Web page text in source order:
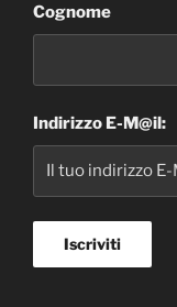
Cognome
Indirizzo E-M@il: